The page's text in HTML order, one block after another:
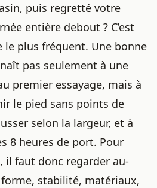
puis regretté votre
entière debout ? C’est
le plus fréquent. Une bonne
pas seulement à une
premier essayage, mais à
le pied sans points de
selon la largeur, et à
8 heures de port. Pour
il faut donc regarder au-
stabilité, matériaux,